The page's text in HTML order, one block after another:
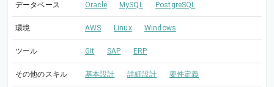
データベース Oracle MySQL PostgreSQL
環境 AWS Linux Windows
ツール Git SAP ERP
その他のスキル 基本設計 詳細設計 要件定義